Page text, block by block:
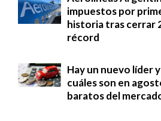
impuestos por
historia tras cerrar
récord
Hay un nuevo líder
cuáles son en
baratos del